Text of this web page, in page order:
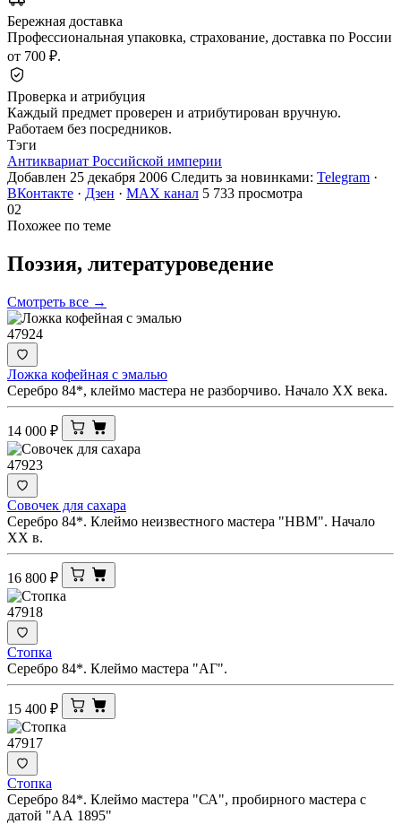
Бережная доставка
Профессиональная упаковка, страхование, доставка по России
от 700 ₽.
Проверка и атрибуция
Каждый предмет проверен и атрибутирован вручную.
Работаем без посредников.
Тэги
Антиквариат Российской империи
Добавлен 25 декабря 2006 Следить за новинками: Telegram ·
ВКонтакте · Дзен · MAX канал 5 733 просмотра
02
Похожее по теме
Поэзия, литературоведение
Смотреть все →
47924
Ложка кофейная с эмалью
Серебро 84*, клеймо мастера не разборчиво. Начало XX века.
14 000 ₽
47923
Совочек для сахара
Серебро 84*. Клеймо неизвестного мастера "НВМ". Начало
XX в.
16 800 ₽
47918
Стопка
Серебро 84*. Клеймо мастера "АГ".
15 400 ₽
47917
Стопка
Серебро 84*. Клеймо мастера "СА", пробирного мастера с
датой "АА 1895"